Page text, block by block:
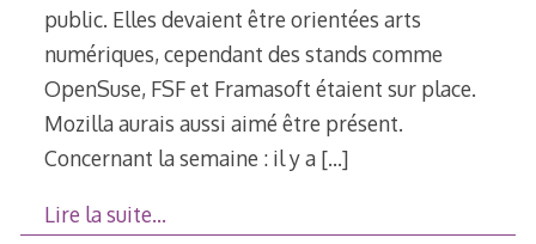
public. Elles devaient être orientées arts
numériques, cependant des stands comme
OpenSuse, FSF et Framasoft étaient sur place.
Mozilla aurais aussi aimé être présent.
Concernant la semaine : il y a […]
Lire la suite…